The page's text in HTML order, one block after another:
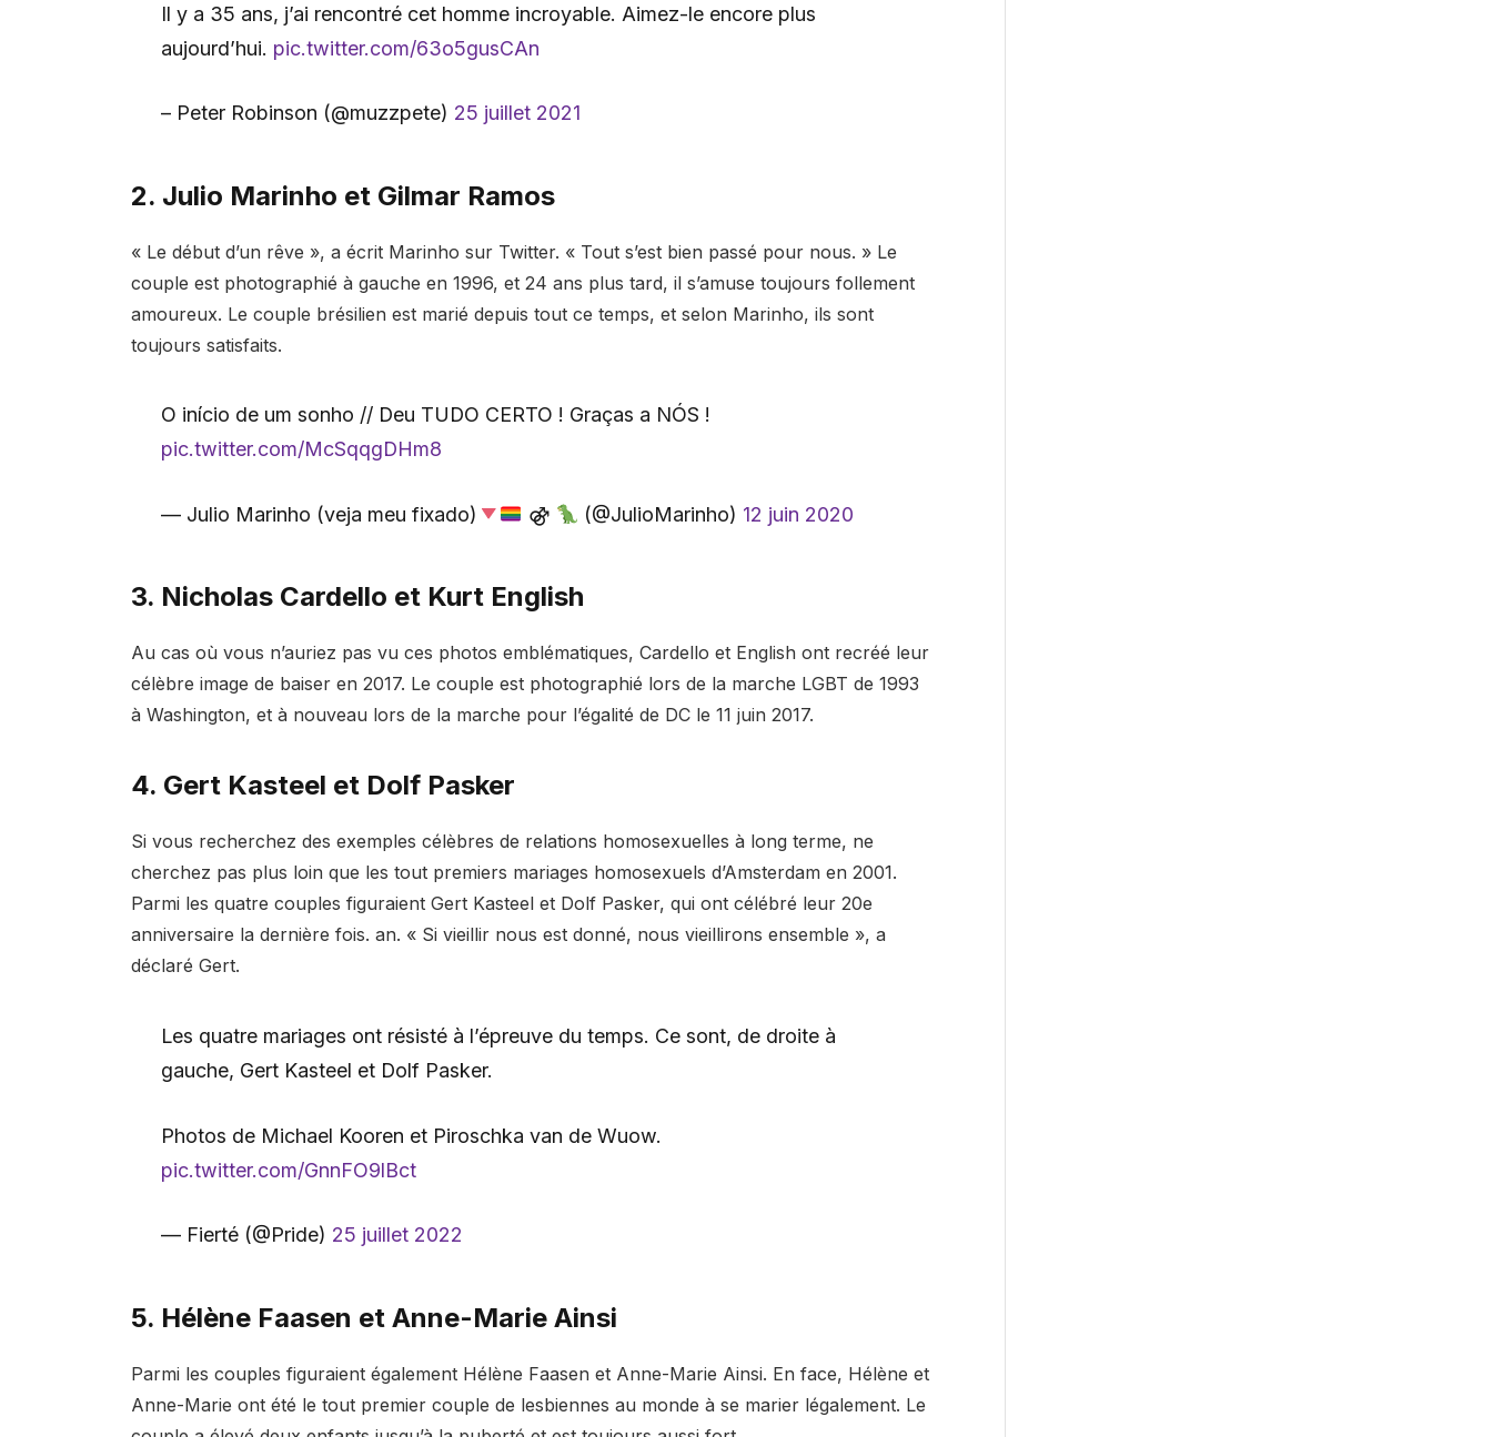
Il y a 35 ans, j’ai rencontré cet homme incroyable. Aimez-le encore plus
aujourd’hui. pic.twitter.com/63o5gusCAn
– Peter Robinson (@muzzpete) 25 juillet 2021
2. Julio Marinho et Gilmar Ramos
« Le début d’un rêve », a écrit Marinho sur Twitter. « Tout s’est bien passé pour nous. » Le
couple est photographié à gauche en 1996, et 24 ans plus tard, il s’amuse toujours follement
amoureux. Le couple brésilien est marié depuis tout ce temps, et selon Marinho, ils sont
toujours satisfaits.
O início de um sonho // Deu TUDO CERTO ! Graças a NÓS !
pic.twitter.com/McSqqgDHm8
— Julio Marinho (veja meu fixado) ⚣ (@JulioMarinho) 12 juin 2020
3. Nicholas Cardello et Kurt English
Au cas où vous n’auriez pas vu ces photos emblématiques, Cardello et English ont recréé leur
célèbre image de baiser en 2017. Le couple est photographié lors de la marche LGBT de 1993
à Washington, et à nouveau lors de la marche pour l’égalité de DC le 11 juin 2017.
4. Gert Kasteel et Dolf Pasker
Si vous recherchez des exemples célèbres de relations homosexuelles à long terme, ne
cherchez pas plus loin que les tout premiers mariages homosexuels d’Amsterdam en 2001.
Parmi les quatre couples figuraient Gert Kasteel et Dolf Pasker, qui ont célébré leur 20e
anniversaire la dernière fois. an. « Si vieillir nous est donné, nous vieillirons ensemble », a
déclaré Gert.
Les quatre mariages ont résisté à l’épreuve du temps. Ce sont, de droite à
gauche, Gert Kasteel et Dolf Pasker.
Photos de Michael Kooren et Piroschka van de Wuow.
pic.twitter.com/GnnFO9lBct
— Fierté (@Pride) 25 juillet 2022
5. Hélène Faasen et Anne-Marie Ainsi
Parmi les couples figuraient également Hélène Faasen et Anne-Marie Ainsi. En face, Hélène et
Anne-Marie ont été le tout premier couple de lesbiennes au monde à se marier légalement. Le